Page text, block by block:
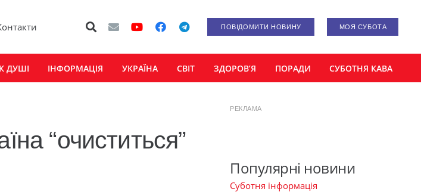
ПОВІДОМИТИ НОВИНУ МОЯ СУБОТА
ДУШІ ІНФОРМАЦІЯ УКРАЇНА СВІТ ЗДОРОВ’Я ПОРАДИ СУБОТНЯ КАВА
“очиститься”
РЕКЛАМА
Популярні новини
Суботня інформація